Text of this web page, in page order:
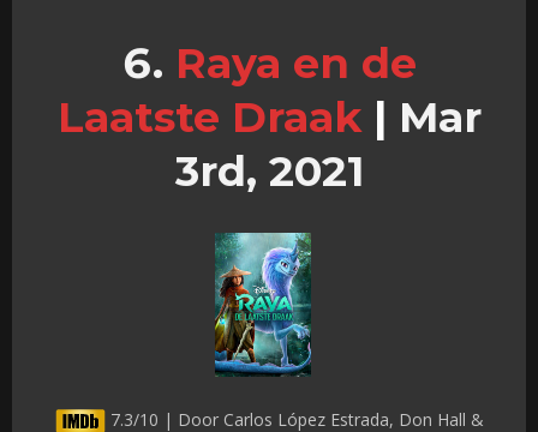
Raya en de
Laatste Draak | Mar
3rd, 2021
7.3/10 | Door Carlos López Estrada, Don Hall &